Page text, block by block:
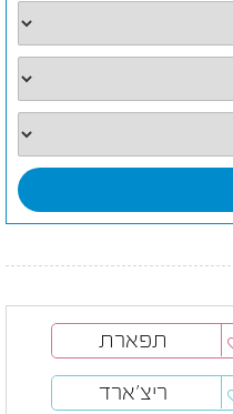
תפארת
ריצ'ארד